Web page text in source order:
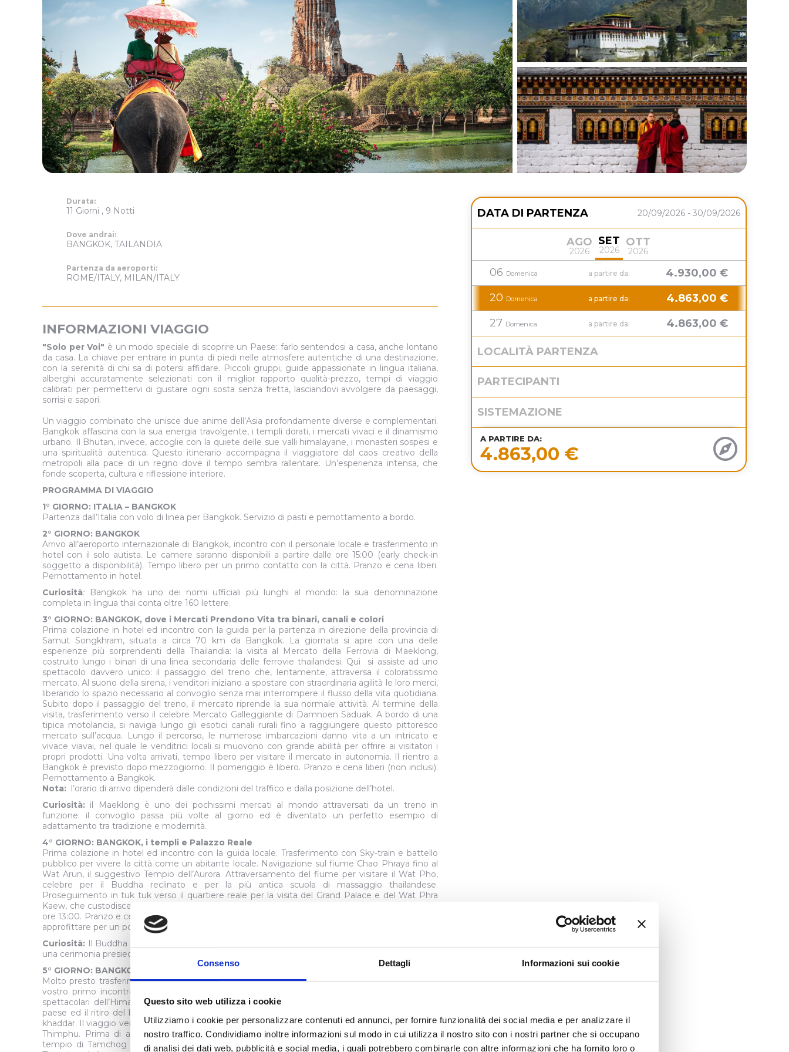
Consenso Dettagli Informazioni sui cookie
Questo sito web utilizza i cookie
Utilizziamo i cookie per personalizzare contenuti ed annunci, per fornire funzionalità dei social media e per analizzare il
nostro traffico. Condividiamo inoltre informazioni sul modo in cui utilizza il nostro sito con i nostri partner che si occupano
di analisi dei dati web, pubblicità e social media, i quali potrebbero combinarle con altre informazioni che ha fornito loro o
Durata:
11 Giorni , 9 Notti
Dove andrai:
BANGKOK, TAILANDIA
Partenza da aeroporti:
ROME/ITALY, MILAN/ITALY
INFORMAZIONI VIAGGIO
"Solo per Voi" è un modo speciale di scoprire un Paese: farlo sentendosi a casa, anche lontano
da casa. La chiave per entrare in punta di piedi nelle atmosfere autentiche di una destinazione,
con la serenità di chi sa di potersi affidare. Piccoli gruppi, guide appassionate in lingua italiana,
alberghi accuratamente selezionati con il miglior rapporto qualità-prezzo, tempi di viaggio
calibrati per permettervi di gustare ogni sosta senza fretta, lasciandovi avvolgere da paesaggi,
sorrisi e sapori.
Un viaggio combinato che unisce due anime dell’Asia profondamente diverse e complementari.
Bangkok affascina con la sua energia travolgente, i templi dorati, i mercati vivaci e il dinamismo
urbano. Il Bhutan, invece, accoglie con la quiete delle sue valli himalayane, i monasteri sospesi e
una spiritualità autentica. Questo itinerario accompagna il viaggiatore dal caos creativo della
metropoli alla pace di un regno dove il tempo sembra rallentare. Un’esperienza intensa, che
fonde scoperta, cultura e riflessione interiore.
PROGRAMMA DI VIAGGIO
1° GIORNO: ITALIA – BANGKOK
Partenza dall’Italia con volo di linea per Bangkok. Servizio di pasti e pernottamento a bordo.
2° GIORNO: BANGKOK
Arrivo all’aeroporto internazionale di Bangkok, incontro con il personale locale e trasferimento in
hotel con il solo autista. Le camere saranno disponibili a partire dalle ore 15:00 (early check-in
soggetto a disponibilità). Tempo libero per un primo contatto con la città. Pranzo e cena liberi.
Pernottamento in hotel.
Curiosità: Bangkok ha uno dei nomi ufficiali più lunghi al mondo: la sua denominazione
completa in lingua thai conta oltre 160 lettere.
3° GIORNO: BANGKOK, dove i Mercati Prendono Vita tra binari, canali e colori
Prima colazione in hotel ed incontro con la guida per la partenza in direzione della provincia di
Samut Songkhram, situata a circa 70 km da Bangkok. La giornata si apre con una delle
esperienze più sorprendenti della Thailandia: la visita al Mercato della Ferrovia di Maeklong,
costruito lungo i binari di una linea secondaria delle ferrovie thailandesi. Qui si assiste ad uno
spettacolo davvero unico: il passaggio del treno che, lentamente, attraversa il coloratissimo
mercato. Al suono della sirena, i venditori iniziano a spostare con straordinaria agilità le loro merci,
liberando lo spazio necessario al convoglio senza mai interrompere il flusso della vita quotidiana.
Subito dopo il passaggio del treno, il mercato riprende la sua normale attività. Al termine della
visita, trasferimento verso il celebre Mercato Galleggiante di Damnoen Saduak. A bordo di una
tipica motolancia, si naviga lungo gli esotici canali rurali fino a raggiungere questo pittoresco
mercato sull’acqua. Lungo il percorso, le numerose imbarcazioni danno vita a un intricato e
vivace viavai, nel quale le venditrici locali si muovono con grande abilità per offrire ai visitatori i
propri prodotti. Una volta arrivati, tempo libero per visitare il mercato in autonomia. Il rientro a
Bangkok è previsto dopo mezzogiorno. Il pomeriggio è libero. Pranzo e cena liberi (non inclusi).
Pernottamento a Bangkok.
Nota:
l’orario di arrivo dipenderà dalle condizioni del traffico e dalla posizione dell’hotel.
Curiosità: il Maeklong è uno dei pochissimi mercati al mondo attraversati da un treno in
funzione: il convoglio passa più volte al giorno ed è diventato un perfetto esempio di
adattamento tra tradizione e modernità.
4° GIORNO: BANGKOK, i templi e Palazzo Reale
Prima colazione in hotel ed incontro con la guida locale. Trasferimento con Sky-train e battello
pubblico per vivere la città come un abitante locale. Navigazione sul fiume Chao Phraya fino al
Wat Arun, il suggestivo Tempio dell’Aurora. Attraversamento del fiume per visitare il Wat Pho,
celebre per il Buddha reclinato e per la più antica scuola di massaggio thailandese.
Proseguimento in tuk tuk verso il quartiere reale per la visita del Grand Palace e del Wat Phra
Kaew, che custodisce il venerato Buddha di Smeraldo. Rientro in hotel in autonomia intorno alle
ore 13:00. Pranzo e cena liberi. Pomeriggio a disposizione per proseguire le visite in autonomia o
approfittare per un po' si shopping. Pernottamento in hotel.
Curiosità: Il Buddha di Smeraldo cambia mantello tre volte l’anno, in base alla stagione, durante
una cerimonia presieduta dal Re.
5° GIORNO: BANGKOK – PARO – THIMPU, benvenuti nel Regno del drago tonante
Molto presto trasferimento in aeroporto in tempo utile per la partenza del volo per il Bhutan. Il
vostro primo incontro con il Bhutan avviene già in volo, un’esperienza considerata tra le più
spettacolari dell’Himalaya. All’arrivo, dopo il disbrigo delle formalità doganali per l’ingresso nel
paese ed il ritiro del bagaglio, sarete accolti dal ns corrispondete locale con il tradizionale tashi
khaddar. Il viaggio verso Thimpu, prosegue lungo la valle di Paro fino all’incontro dei fiumi Paro e
Thimphu. Prima di arrivare al capoluogo, si attraversa il ponte sospeso in ferro che porta al
tempio di Tamchog Lhakhang, opera del leggendario ingegnere Thangtong Gyalpo. Arrivo a
DATA DI PARTENZA 20/09/2026 - 30/09/2026
AGO
2026
SET
2026
OTT
2026
06 Domenica a partire da:
4.930,00 €
20 Domenica a partire da:
4.863,00 €
27 Domenica a partire da: 4.863,00 €
LOCALITÀ PARTENZA
PARTECIPANTI
SISTEMAZIONE
A PARTIRE DA:
4.863,00 €